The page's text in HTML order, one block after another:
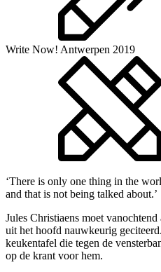
Write Now! Antwerpen 2019
‘There is only one thing in the
and that is not being talked about.’
Jules Christiaens moet
uit het hoofd nauwkeurig
keukentafel die tegen de
op de krant voor hem.